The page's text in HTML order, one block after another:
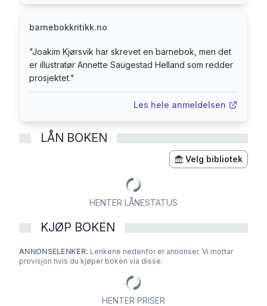
barnebokkritikk.no
"Joakim Kjørsvik har skrevet en barnebok, men det
er illustratør Annette Saugestad Helland som redder
prosjektet."
Les hele anmeldelsen
LÅN BOKEN
Velg bibliotek
HENTER LÅNESTATUS
KJØP BOKEN
ANNONSELENKER: Lenkene nedenfor er annonser. Vi mottar
provisjon hvis du kjøper boken via disse.
HENTER PRISER